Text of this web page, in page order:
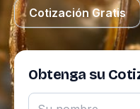
Cotización Gratis
Obtenga su